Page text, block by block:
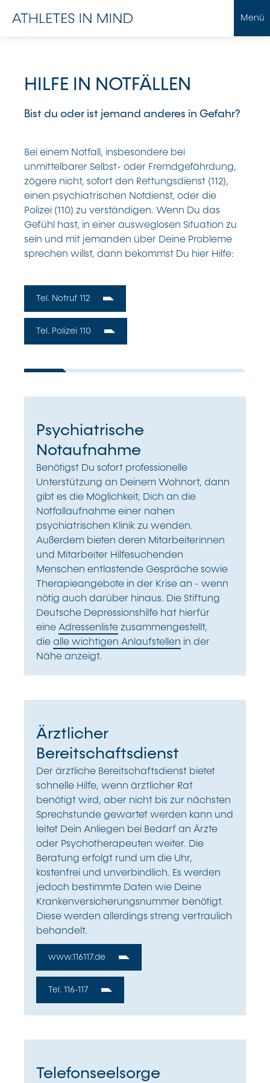
Menü
HILFE IN NOTFÄLLEN
Bist du oder ist jemand anderes in Gefahr?
Bei einem Notfall, insbesondere bei
unmittelbarer Selbst- oder Fremdgefährdung,
zögere nicht, sofort den Rettungsdienst (112),
einen psychiatrischen Notdienst, oder die
Polizei (110) zu verständigen. Wenn Du das
Gefühl hast, in einer ausweglosen Situation zu
sein und mit jemanden über Deine Probleme
sprechen willst, dann bekommst Du hier Hilfe:
Tel. Notruf 112
Tel. Polizei 110
Psychiatrische
Notaufnahme
Benötigst Du sofort professionelle
Unterstützung an Deinem Wohnort, dann
gibt es die Möglichkeit, Dich an die
Notfallaufnahme einer nahen
psychiatrischen Klinik zu wenden.
Außerdem bieten deren Mitarbeiterinnen
und Mitarbeiter Hilfesuchenden
Menschen entlastende Gespräche sowie
Therapieangebote in der Krise an - wenn
nötig auch darüber hinaus. Die Stiftung
Deutsche Depressionshilfe hat hierfür
eineAdressenlistezusammengestellt,
diealle wichtigen Anlaufstellen in der
Nähe anzeigt.
Ärztlicher
Bereitschaftsdienst
Der ärztliche Bereitschaftsdienst bietet
schnelle Hilfe, wenn ärztlicher Rat
benötigt wird, aber nicht bis zur nächsten
Sprechstunde gewartet werden kann und
leitet Dein Anliegen bei Bedarf an Ärzte
oder Psychotherapeuten weiter. Die
Beratung erfolgt rund um die Uhr,
kostenfrei und unverbindlich. Es werden
jedoch bestimmte Daten wie Deine
Krankenversicherungsnummer benötigt.
Diese werden allerdings streng vertraulich
behandelt.
www.116117.de
Tel. 116-117
Telefonseelsorge